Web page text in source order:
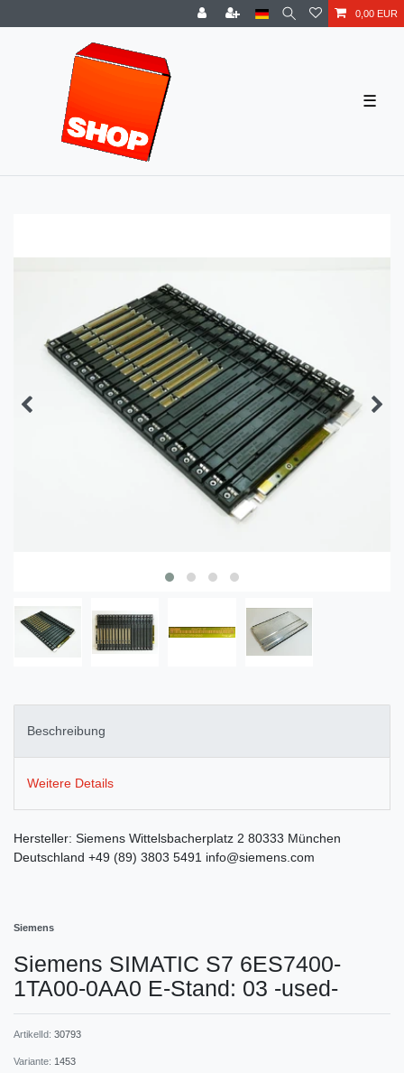
0,00 EUR
☰
Beschreibung
Weitere Details
Hersteller: Siemens Wittelsbacherplatz 2 80333 München
Deutschland +49 (89) 3803 5491 info@siemens.com
Siemens
Siemens SIMATIC S7 6ES7400-
1TA00-0AA0 E-Stand: 03 -used-
ArtikelId: 30793
Variante: 1453